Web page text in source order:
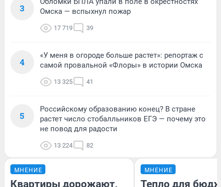
3
Омска — вспыхнул пожар
17 719 39
4
«У меня в огороде больше растет»: репортаж с
самой провальной «Флоры» в истории Омска
13 325 41
5
Российскому образованию конец? В стране
растет число стобалльников ЕГЭ — почему это
не повод для радости
13 224 82
МНЕНИЕ
Квартиры дорожают,
МНЕНИЕ
Тепло для